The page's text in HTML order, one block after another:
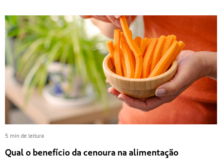
5 min de leitura
Qual o benefício da cenoura na alimentação